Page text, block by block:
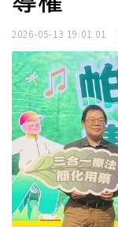
2026-05-13 19:01:01